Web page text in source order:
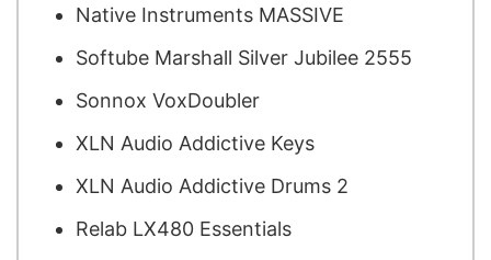
Native Instruments MASSIVE
Softube Marshall Silver Jubilee 2555
Sonnox VoxDoubler
XLN Audio Addictive Keys
XLN Audio Addictive Drums 2
Relab LX480 Essentials